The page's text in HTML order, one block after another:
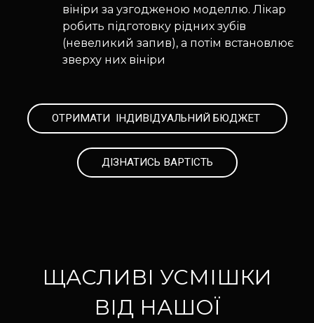
вініри за узгодженою моделлю. Лікар
робить підготовку рідних зубів
(невеликий запив), а потім встановлює
зверху них вініри
ОТРИМАТИ ІНДИВІДУАЛЬНИЙ БЮДЖЕТ
ДІЗНАТИСЬ ВАРТІСТЬ
ЩАСЛИВІ УСМІШКИ
ВІД НАШОЇ